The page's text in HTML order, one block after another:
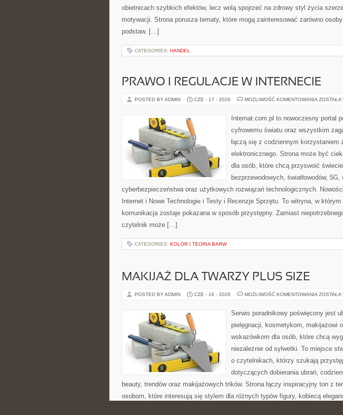
obietnicach szybkich efektów, lecz wolą spojrzeć na zdrowy styl życia
motywacji. Strona porusza tematy, które mogą zainteresować zarówno
podstaw, […]
CATEGORIES: HANDEL
PRAWO I REGULACJE W INTERNECIE
POSTED BY ADMIN CZE - 17 - 2026 MOŻLIWOŚĆ KOMENTOWANIA PRAWO
ZOSTAŁA
Internat.com.pl to nowoczesny portal
cyfrowemu światu oraz wszystkim
łączą się z codziennym korzystaniem
elektronicznego. Strona może być
dla osób, które chcą przyswoić
bezprzewodowych, światłowodów,
cyberbezpieczeństwa oraz użytkowych rozwiązań technologicznych.
Internet i Nowe Technologie i Testy i Recenzje Sprzętu. To witryna, w
komunikacja zostaje pokazana w sposób przystępny. Zamiast
czytelnik może […]
CATEGORIES: KOLOR I TEORIA BARW
MAKIJAŻ DLA TWARZY PLUS SIZE
POSTED BY ADMIN CZE - 16 - 2026 MOŻLIWOŚĆ KOMENTOWANIA MAKIJAŻ
PLUS
SIZE
ZOSTAŁA
Serwis poradnikowy poświęcony jest
pielęgnacji, kosmetykom, makijażowi
wskazówkom dla osób, które chcą
niezależnie od sylwetki. To miejsce
o czytelnikach, którzy szukają
dotyczących dobierania ubrań,
beauty, trendów oraz makijażowych trików. Strona łączy inspiracyjny ton z
osobom, które interesują się stylem dla różnych typów figury, kobiecą